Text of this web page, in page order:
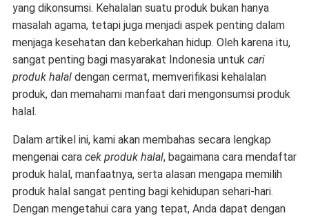
yang dikonsumsi. Kehalalan suatu produk bukan hanya
masalah agama, tetapi juga menjadi aspek penting dalam
menjaga kesehatan dan keberkahan hidup. Oleh karena itu,
sangat penting bagi masyarakat Indonesia untuk cari
produk halaldengan cermat, memverifikasi kehalalan
produk, dan memahami manfaat dari mengonsumsi produk
halal.
Dalam artikel ini, kami akan membahas secara lengkap
mengenai cara cek produk halal, bagaimana cara mendaftar
produk halal, manfaatnya, serta alasan mengapa memilih
produk halal sangat penting bagi kehidupan sehari-hari.
Dengan mengetahui cara yang tepat, Anda dapat dengan